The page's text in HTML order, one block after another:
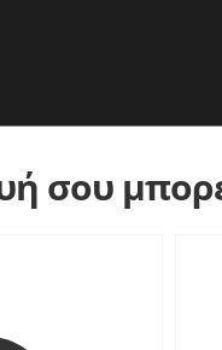
σου